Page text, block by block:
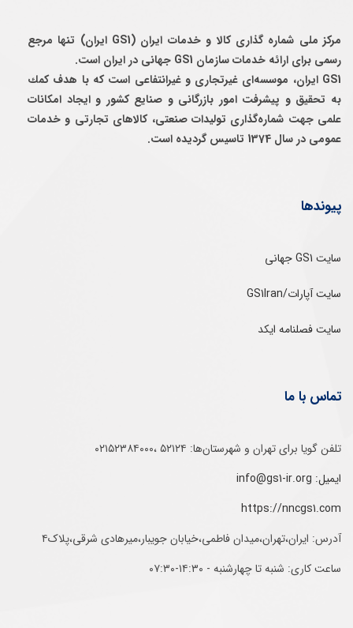
مرکز ملی شماره گذاری کالا و خدمات ایران (GS1 ایران) تنها مرجع
رسمی برای ارائه خدمات سازمان GS1 جهانی در ایران است.
GS1 ایران، موسسه‌ای غيرتجاری و غيرانتفاعی است كه با هدف كمك
به تحقيق و پيشرفت امور بازرگانی و صنايع كشور و ايجاد امكانات
علمی جهت شماره‌گذاری توليدات صنعتی، كالاهای تجارتی و خدمات
عمومی در سال 1374 تاسيس گرديده است.
پیوندها
سایت GS1 جهانی
سایت آپارات/GS1Iran
سایت فصلنامه ایکد
تماس با ما
تلفن‌ گویا برای‌ تهران‌‌ و‌ شهرستان‌ها:‌ ۵۲۱۲۴ ،۰۲۱۵۲۳۸۴۰۰۰
ایمیل: info@gs1-ir.org
https://nncgs1.com
آدرس: ایران،تهران،میدان فاطمی،خیابان جویبار،میرهادی شرقی،پلاک۴
ساعت کاری: شنبه تا چهارشنبه - ۱۴:۳۰-۰۷:۳۰